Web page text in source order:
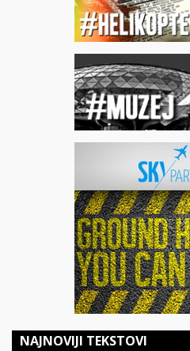
NAJNOVIJI TEKSTOVI